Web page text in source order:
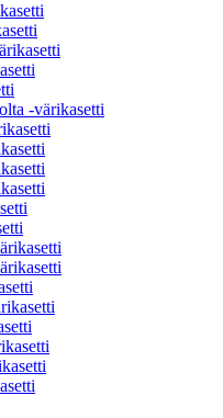
-värikasetti